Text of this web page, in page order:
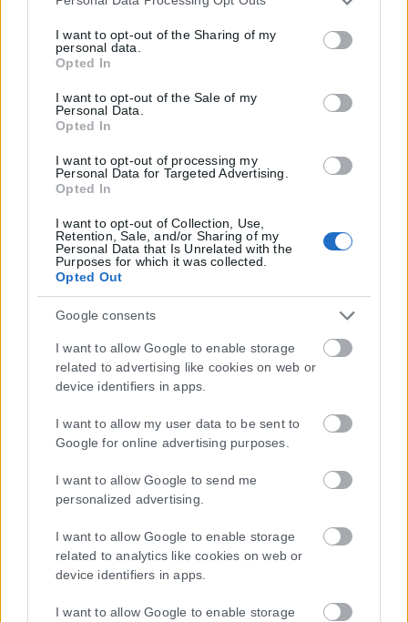
but not limited to your visit or usage behaviour. You may
click to grant or deny consent to Google and its third-party
tags to use your data for below specified purposes in below
Google consent section.
I want to opt-out of the Sharing of my
personal data.
Opted In
I want to opt-out of the Sale of my
Personal Data.
Opted In
I want to opt-out of processing my
Personal Data for Targeted Advertising.
Opted In
I want to opt-out of Collection, Use,
Retention, Sale, and/or Sharing of my
Personal Data that Is Unrelated with the
Purposes for which it was collected.
Opted Out
Google consents
I want to allow Google to enable storage
related to advertising like cookies on web or
device identifiers in apps.
I want to allow my user data to be sent to
Google for online advertising purposes.
I want to allow Google to send me
personalized advertising.
I want to allow Google to enable storage
related to analytics like cookies on web or
device identifiers in apps.
I want to allow Google to enable storage